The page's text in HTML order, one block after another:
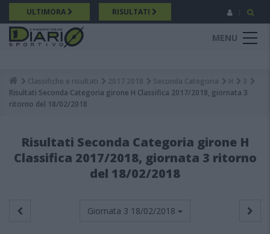
Salta
al
contenuto
principale
ULTIMORA RISULTATI
MENU
Breadcrumb
Classifiche e risultati 2017 2018 Seconda Categoria H
3
Risultati Seconda Categoria girone H Classifica 2017/2018, giornata 3
ritorno del 18/02/2018
Risultati Seconda Categoria girone H
Classifica 2017/2018, giornata 3 ritorno
del 18/02/2018
Giornata 3 18/02/2018